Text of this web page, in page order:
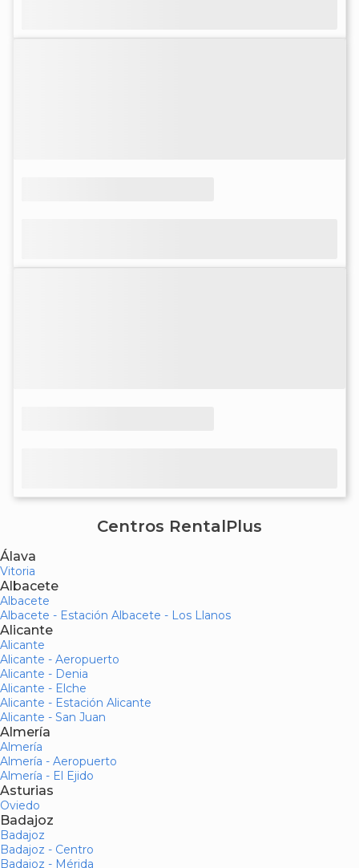
Centros RentalPlus
Álava
Vitoria
Albacete
Albacete
Albacete - Estación Albacete - Los Llanos
Alicante
Alicante
Alicante - Aeropuerto
Alicante - Denia
Alicante - Elche
Alicante - Estación Alicante
Alicante - San Juan
Almería
Almería
Almería - Aeropuerto
Almería - El Ejido
Asturias
Oviedo
Badajoz
Badajoz
Badajoz - Centro
Badajoz - Mérida